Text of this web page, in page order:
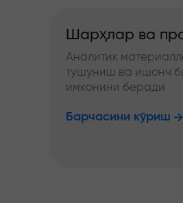
Шарҳлар ва
Аналитик
тушуниш ва ишонч
имконини беради
Барчасини кўриш